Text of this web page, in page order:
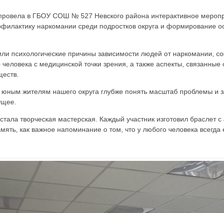
в ГБОУ СОШ № 527 Невского района интерактивное
наркомании среди подростков округа и формирование
психологические причины зависимости людей от наркомании,
с медицинской точки зрения, а также аспекты, связанные
жителям нашего округа глубже понять масштаб проблемы и
творческая мастерская. Каждый участник изготовил браслет с
как важное напоминание о том, что у любого человека всегда